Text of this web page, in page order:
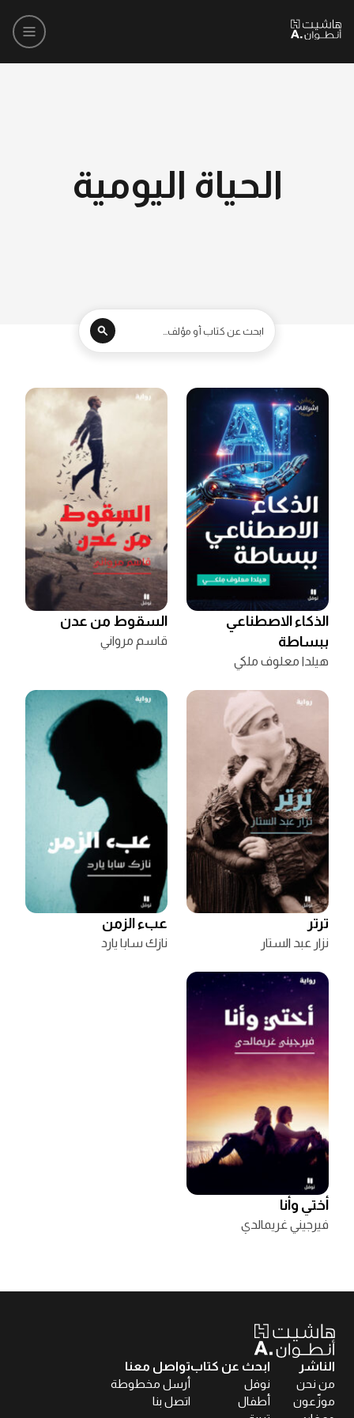
الحياة اليومية
الذكاء الاصطناعي
ببساطة
هيلدا معلوف ملكي
السقوط من عدن
قاسم مرواني
ترتر
نزار عبد الستار
عبء الزمن
نازك سابا يارد
أختي وأنا
فيرجيني غريمالدي
الناشر
من نحن
موزّعون
ابحث عن كتاب
نوفل
أطفال
تواصل معنا
أرسل مخطوطة
اتصل بنا